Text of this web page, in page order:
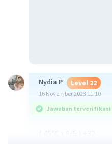
Nydia P Level 22
16 November 2023 11:10
Jawaban terverifikasi